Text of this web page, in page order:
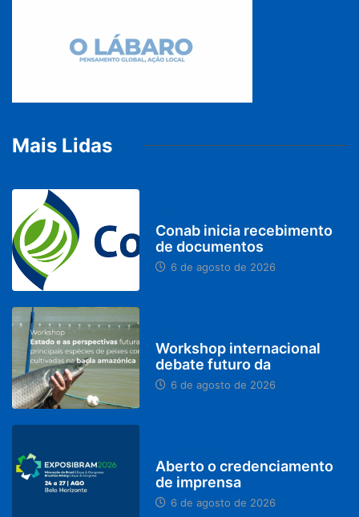
Mais Lidas
Conab inicia recebimento
de documentos
6 de agosto de 2026
Workshop internacional
debate futuro da
6 de agosto de 2026
Aberto o credenciamento
de imprensa
6 de agosto de 2026